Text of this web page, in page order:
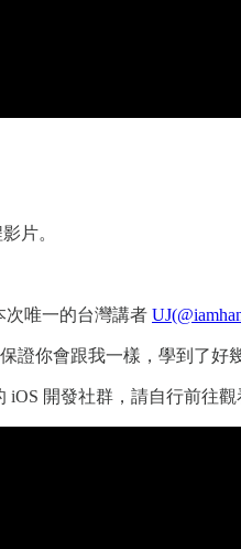
片。
次唯一的台灣講者
證你會跟我一樣，學到了好
開發社群，請自行前往觀